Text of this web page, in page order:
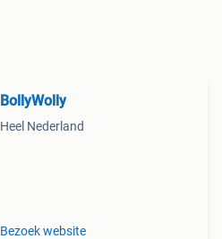
BollyWolly
Heel Nederland
Bezoek website